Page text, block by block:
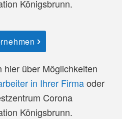
Königsbrunn.
hier über Möglichkeiten
in Ihrer Firmaoder
Corona
Königsbrunn.